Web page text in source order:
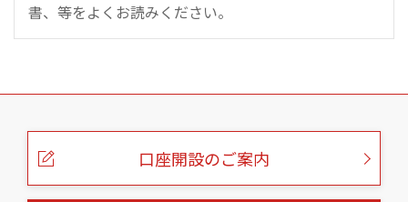
書、等をよくお読みください。
こ
口座開設のご案内